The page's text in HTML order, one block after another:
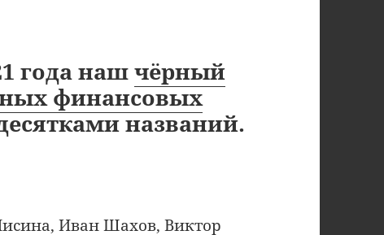
года нашчёрный
финансовых
названий.
Иван Шахов, Виктор